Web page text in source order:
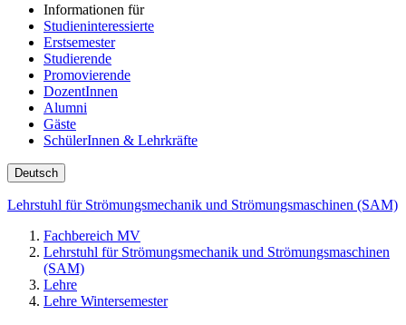
Informationen für
Studieninteressierte
Erstsemester
Studierende
Promovierende
DozentInnen
Alumni
Gäste
SchülerInnen & Lehrkräfte
Deutsch
Lehrstuhl für Strömungsmechanik und Strömungsmaschinen (SAM)
Fachbereich MV
Lehrstuhl für Strömungsmechanik und Strömungsmaschinen
(SAM)
Lehre
Lehre Wintersemester